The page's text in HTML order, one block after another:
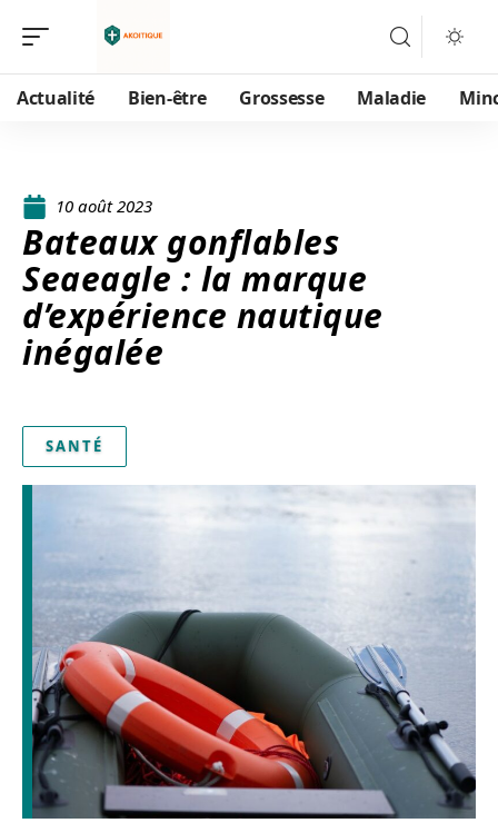
Actualité Bien-être Grossesse Maladie
10 août 2023
Bateaux gonflables
Seaeagle : la marque
d’expérience nautique
inégalée
SANTÉ